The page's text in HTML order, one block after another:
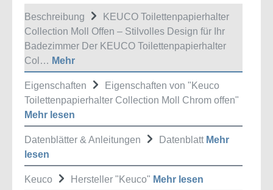
Beschreibung
KEUCO Toilettenpapierhalter
Collection Moll Offen – Stilvolles Design für Ihr
Badezimmer Der KEUCO Toilettenpapierhalter
Col… Mehr
Eigenschaften
Eigenschaften von "Keuco
Toilettenpapierhalter Collection Moll Chrom offen"
Mehr lesen
Datenblätter & Anleitungen Datenblatt Mehr
lesen
Keuco Hersteller "Keuco" Mehr lesen